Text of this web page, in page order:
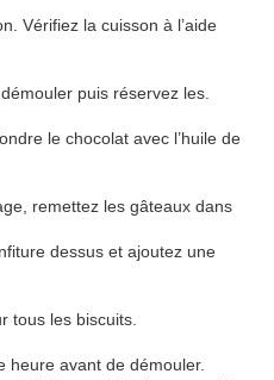
Vérifiez la cuisson à l’aide
puis réservez les.
le chocolat avec l’huile de
remettez les gâteaux dans
dessus et ajoutez une
tous les biscuits.
heure avant de démouler.